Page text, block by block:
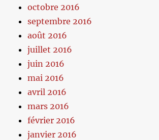
octobre 2016
septembre 2016
août 2016
juillet 2016
juin 2016
mai 2016
avril 2016
mars 2016
février 2016
janvier 2016